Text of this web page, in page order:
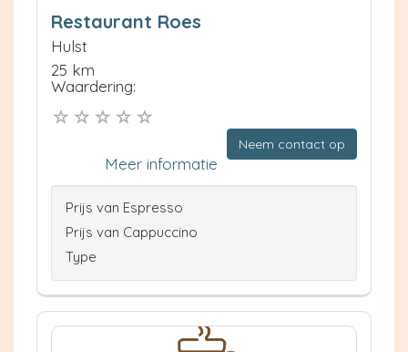
Restaurant Roes
Hulst
25 km
Waardering:
Neem contact op
Meer informatie
Prijs van Espresso
Prijs van Cappuccino
Type